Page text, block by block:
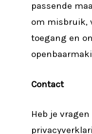
passende
om misbruik,
toegang en
Contact
Heb je vragen